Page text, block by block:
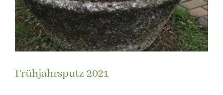
Frühjahrsputz 2021